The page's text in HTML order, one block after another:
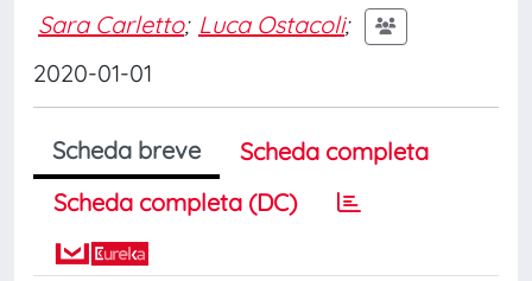
Sara Carletto; Luca Ostacoli;
2020-01-01
Scheda breve
Scheda completa
Scheda completa (DC)